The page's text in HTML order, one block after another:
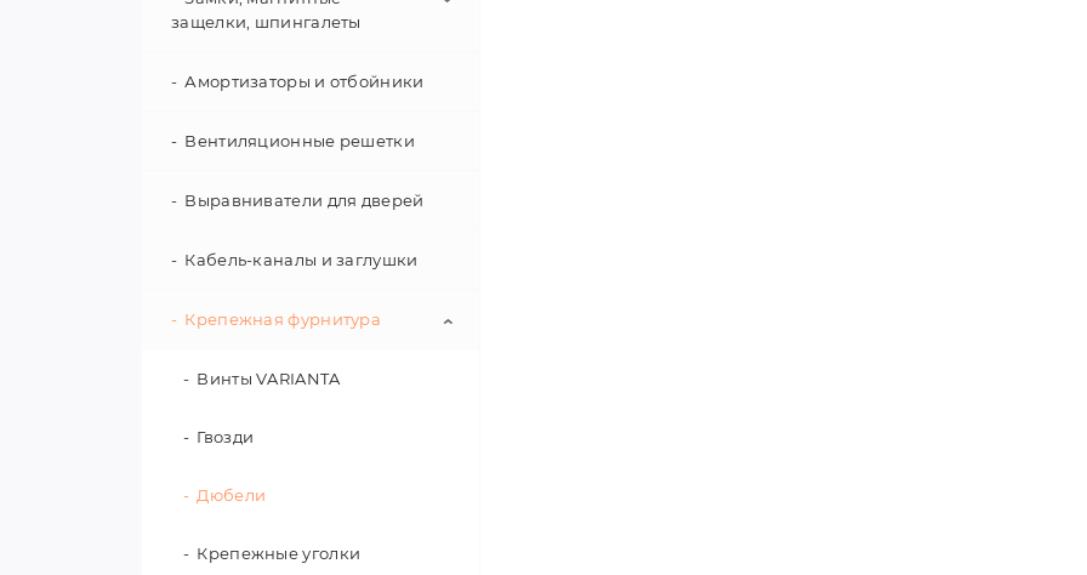
подъемных механизмов
Ножки для столов
Ролики
Комплектующие для
Фурнитура для зеркал
Скрытый монтаж
защелки, шпингалеты
Магнитные фиксаторы
Мебельные замки
Мебельные защелки,
Амортизаторы и отбойники
Вентиляционные решетки
Выравниватели для дверей
Кабель-каналы и заглушки
Крепежная фурнитура
Винты VARIANTA
Гвозди
Дюбели
Крепежные уголки